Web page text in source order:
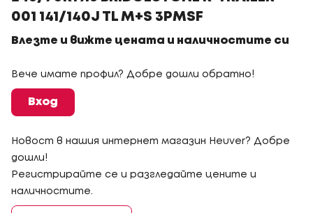
001 141/140J TL M+S 3PMSF
Влезте и вижте цената и наличностите си
Вече имате профил? Добре дошли обратно!
Вход
Новост в нашия интернет магазин Heuver? Добре
дошли!
Регистрирайте се и разгледайте цените и
наличностите.